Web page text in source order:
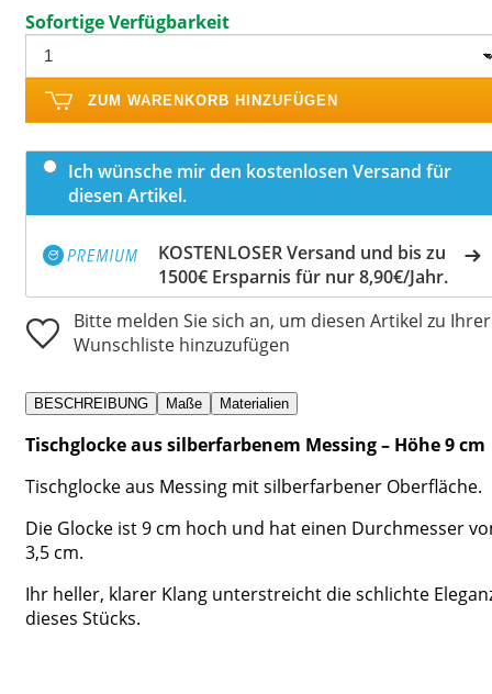
Sofortige Verfügbarkeit
ZUM WARENKORB HINZUFÜGEN
Ich wünsche mir den kostenlosen Versand für
diesen Artikel.
KOSTENLOSER Versand und bis zu
1500€ Ersparnis für nur 8,90€/Jahr.
Bitte melden Sie sich an, um diesen Artikel zu Ihrer
Wunschliste hinzuzufügen
BESCHREIBUNG Maße Materialien
Tischglocke aus silberfarbenem Messing – Höhe 9 cm
Tischglocke aus Messing mit silberfarbener Oberfläche.
Die Glocke ist 9 cm hoch und hat einen Durchmesser
3,5 cm.
Ihr heller, klarer Klang unterstreicht die schlichte
dieses Stücks.